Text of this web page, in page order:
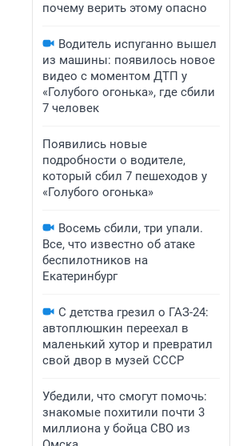
почему верить этому опасно
Водитель испуганно вышел
из машины: появилось новое
видео с моментом ДТП у
«Голубого огонька», где сбили
7 человек
Появились новые
подробности о водителе,
который сбил 7 пешеходов у
«Голубого огонька»
Восемь сбили, три упали.
Все, что известно об атаке
беспилотников на
Екатеринбург
С детства грезил о ГАЗ-24:
автоплюшкин переехал в
маленький хутор и превратил
свой двор в музей СССР
Убедили, что смогут помочь:
знакомые похитили почти 3
миллиона у бойца СВО из